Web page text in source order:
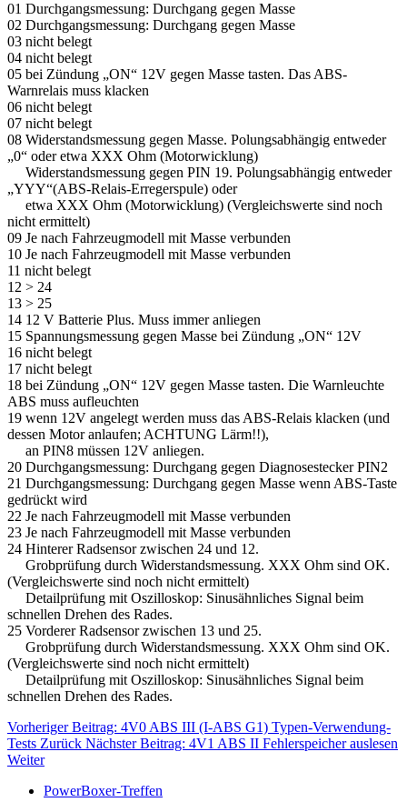
01 Durchgangsmessung: Durchgang gegen Masse
02 Durchgangsmessung: Durchgang gegen Masse
03 nicht belegt
04 nicht belegt
05 bei Zündung „ON“ 12V gegen Masse tasten. Das ABS-
Warnrelais muss klacken
06 nicht belegt
07 nicht belegt
08 Widerstandsmessung gegen Masse. Polungsabhängig entweder
„0“ oder etwa XXX Ohm (Motorwicklung)
Widerstandsmessung gegen PIN 19. Polungsabhängig entweder
„YYY“(ABS-Relais-Erregerspule) oder
etwa XXX Ohm (Motorwicklung) (Vergleichswerte sind noch
nicht ermittelt)
09 Je nach Fahrzeugmodell mit Masse verbunden
10 Je nach Fahrzeugmodell mit Masse verbunden
11 nicht belegt
12 > 24
13 > 25
14 12 V Batterie Plus. Muss immer anliegen
15 Spannungsmessung gegen Masse bei Zündung „ON“ 12V
16 nicht belegt
17 nicht belegt
18 bei Zündung „ON“ 12V gegen Masse tasten. Die Warnleuchte
ABS muss aufleuchten
19 wenn 12V angelegt werden muss das ABS-Relais klacken (und
dessen Motor anlaufen; ACHTUNG Lärm!!),
an PIN8 müssen 12V anliegen.
20 Durchgangsmessung: Durchgang gegen Diagnosestecker PIN2
21 Durchgangsmessung: Durchgang gegen Masse wenn ABS-Taste
gedrückt wird
22 Je nach Fahrzeugmodell mit Masse verbunden
23 Je nach Fahrzeugmodell mit Masse verbunden
24 Hinterer Radsensor zwischen 24 und 12.
Grobprüfung durch Widerstandsmessung. XXX Ohm sind OK.
(Vergleichswerte sind noch nicht ermittelt)
Detailprüfung mit Oszilloskop: Sinusähnliches Signal beim
schnellen Drehen des Rades.
25 Vorderer Radsensor zwischen 13 und 25.
Grobprüfung durch Widerstandsmessung. XXX Ohm sind OK.
(Vergleichswerte sind noch nicht ermittelt)
Detailprüfung mit Oszilloskop: Sinusähnliches Signal beim
schnellen Drehen des Rades.
Vorheriger Beitrag: 4V0 ABS III (I-ABS G1) Typen-Verwendung-
Tests Zurück Nächster Beitrag: 4V1 ABS II Fehlerspeicher auslesen
Weiter
PowerBoxer-Treffen